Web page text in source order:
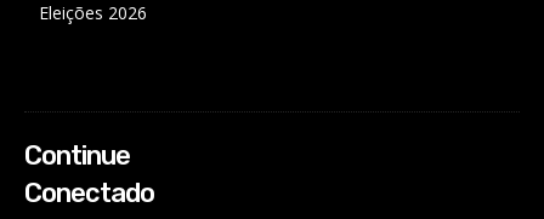
Eleições 2026
Continue
Conectado